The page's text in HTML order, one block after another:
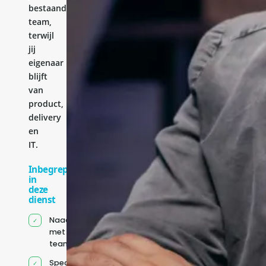
bestaande
team,
terwijl
jij
eigenaar
blijft
van
product,
delivery
en
IT.
Inbegrepen
in
deze
dienst
Naadloze integratie
met jouw bestaande
team
Specifiek voor jou